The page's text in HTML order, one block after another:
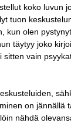
koko luvun
tuon
kun olen
täytyy joko
sitten vain
on jännällä
nähdä